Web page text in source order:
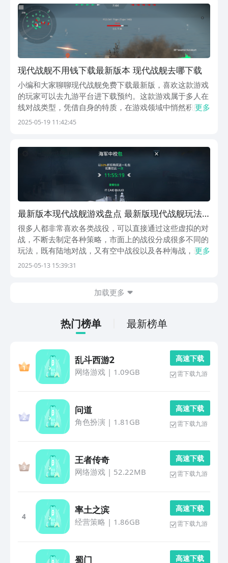
能...
现代战舰不用钱下载最新版本 现代战舰去哪下载
小编和大家聊聊现代战舰免费下载最新版，喜欢这款游戏
的玩家可以去九游平台进下载预约。这款游戏属于多人在
线对战类型，凭借自身的特质，在游戏领域中悄然积攒了
大量人气。如今，它已然成为众多玩家目光聚焦之处，不
得...
更多
2025-05-19 11:42:45
最新版本现代战舰游戏盘点 最新版现代战舰玩法
教程
很多人都非常喜欢各类战役，可以直接通过这些虚拟的对
战，不断去制定各种策略，市面上的战役分成很多不同的
玩法，既有陆地对战，又有空中战役以及各种海战，最新
版现代战舰介绍就是接下来要带来的内容，会给大家介绍
更多
2025-05-13 15:39:31
加载更多
热门榜单 最新榜单
乱斗西游2
网络游戏| 1.09GB
高 速 下 载
需下载九游
问道
角色扮演 | 1.81GB
高 速 下 载
需下载九游
王者传奇
网络游戏| 52.22MB
高 速 下 载
需下载九游
4
率土之滨
经营策略 | 1.86GB
高 速 下 载
需下载九游
蜀门 高 速 下 载